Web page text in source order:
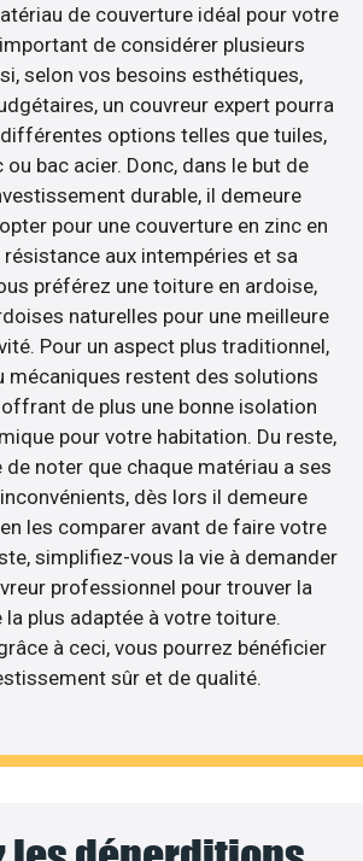
de couverture idéal pour votre
de considérer plusieurs
selon vos besoins esthétiques,
un couvreur expert pourra
options telles que tuiles,
bac acier. Donc, dans le but de
durable, il demeure
pour une couverture en zinc en
aux intempéries et sa
préférez une toiture en ardoise,
naturelles pour une meilleure
Pour un aspect plus traditionnel,
mécaniques restent des solutions
de plus une bonne isolation
pour votre habitation. Du reste,
noter que chaque matériau a ses
dès lors il demeure
les comparer avant de faire votre
simplifiez-vous la vie à demander
professionnel pour trouver la
la plus adaptée à votre toiture.
à ceci, vous pourrez bénéficier
sûr et de qualité.